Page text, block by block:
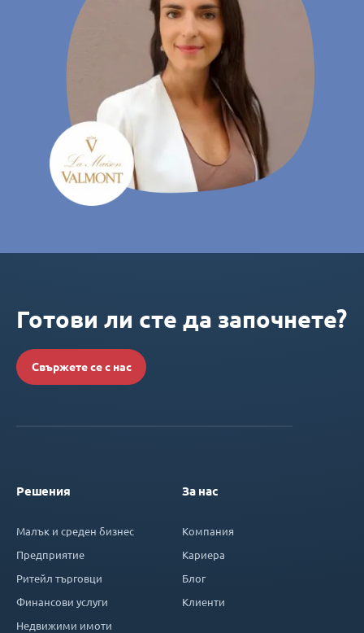
Готови ли сте да започнете?
Свържете се с нас
Решения
Малък и среден бизнес
Предприятие
Ритейл търговци
Финансови услуги
Недвижими имоти
За нас
Компания
Кариера
Блог
Клиенти